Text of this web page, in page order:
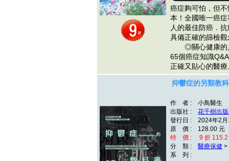
癌症夠可怕，但
本！全國唯一癌
人的最佳防癌
具備正確的篩檢
◎關心健康的人
65個癌症知識
正確又貼心的醫
抑鬱症的另類教
作 者 : 小鳥醫生
出版社 : 花千樹出
發行日 : 2024年2月
原 價 : 128.00 元
特 價 : 9 折 115.2
分 類 : 醫療保健 >
系 列 :